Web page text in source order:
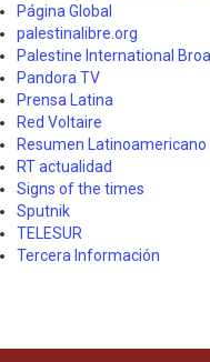
Página Global
palestinalibre.org
Palestine International
Pandora TV
Prensa Latina
Red Voltaire
Resumen Latinoamericano
RT actualidad
Signs of the times
Sputnik
TELESUR
Tercera Información